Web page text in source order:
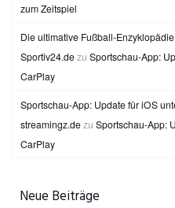
zum Zeitspiel
Die ultimative Fußball-
Sportiv24.dezu Sportschau-App:
CarPlay
Sportschau-App: Update für iOS
streamingz.dezu Sportschau-App:
CarPlay
Neue Beiträge